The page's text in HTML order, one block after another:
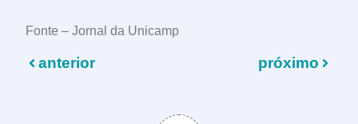
Fonte – Jornal da Unicamp
anterior próximo